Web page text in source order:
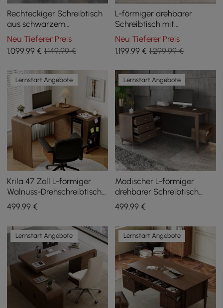
Rechteckiger Schreibtisch
aus schwarzem
Gummibaumholz mit
Schublade, 180 cm
Neu Tieferer Preis
1.099,99 € 1.149,99 €
L-förmiger drehbarer
Schreibtisch mit
Schubladen in Schwarz
und Walnuss, 152 cm
Neu Tieferer Preis
1.199,99 € 1.299,99 €
Lernstart Angebote
Krila 47 Zoll L-förmiger
Walnuss-Drehschreibtisch
mit Tastaturauszug
499,99 €
Lernstart Angebote
Modischer L-förmiger
drehbarer Schreibtisch
Ultic in Nussbaum mit
Stauraum, 120 cm
499,99 €
Lernstart Angebote Lernstart Angebote